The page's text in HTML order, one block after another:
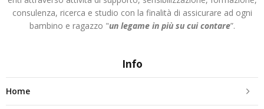
consulenza, ricerca e studio con la finalità di assicurare ad ogni
bambino e ragazzo "un legame in più su cui contare”.
Info
Home